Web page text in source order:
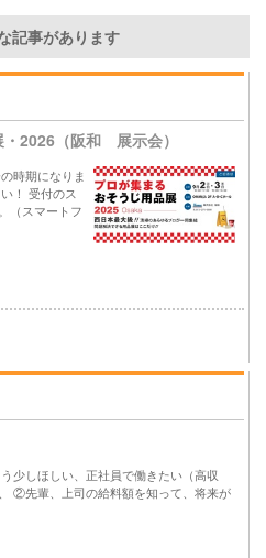
記事があります
2026（阪和 展示会）
時期になりま
！ 受付のス
（スマートフ
少しほしい、正社員で働きたい（高収
②先輩、上司の給料額を知って、将来が